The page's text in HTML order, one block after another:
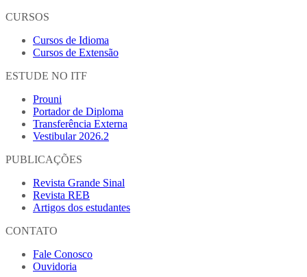
CURSOS
Cursos de Idioma
Cursos de Extensão
ESTUDE NO ITF
Prouni
Portador de Diploma
Transferência Externa
Vestibular 2026.2
PUBLICAÇÕES
Revista Grande Sinal
Revista REB
Artigos dos estudantes
CONTATO
Fale Conosco
Ouvidoria